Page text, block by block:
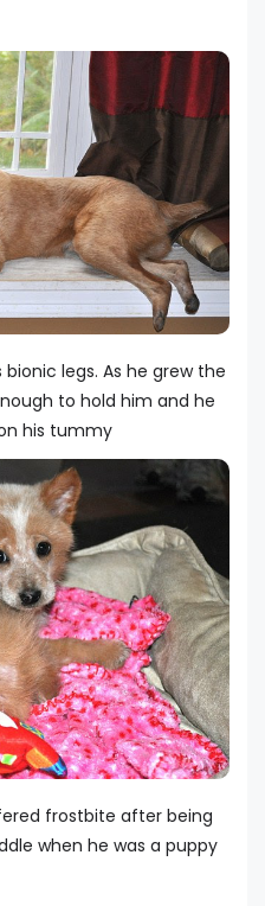
legs. As he grew the
to hold him and he
his tummy
frostbite after being
when he was a puppy